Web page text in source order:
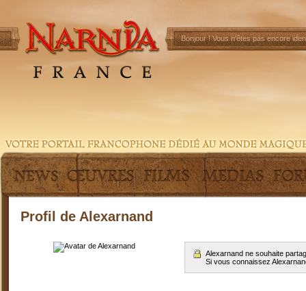
Bonjour !Vous n'êtes pas encore
Profil de Alexarnand
Alexarnand ne souhaite
Si vous connaissez